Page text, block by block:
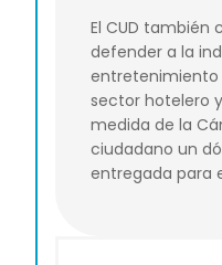
El CUD también
defender a la
entretenimiento
sector hotelero
medida de la
ciudadano un
entregada para